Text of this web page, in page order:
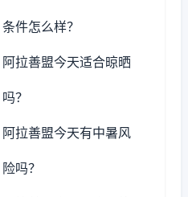
条件怎么样？
阿拉善盟今天适合晾晒
吗？
阿拉善盟今天有中暑风
险吗？